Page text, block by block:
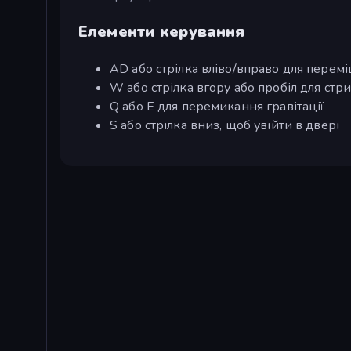
Елементи керування
AD або стрілка вліво/вправо для
W або стрілка вгору або пробіл для
Q або E для перемикання гравітації
S або стрілка вниз, щоб увійти в двері